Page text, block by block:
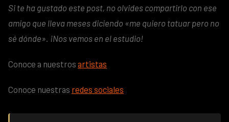
Si te ha gustado este post, no olvides compartirlo con ese
amigo que lleva meses diciendo «me quiero tatuar pero no
sé dónde». ¡Nos vemos en el estudio!
Conoce a nuestros artistas
Conoce nuestras redes sociales